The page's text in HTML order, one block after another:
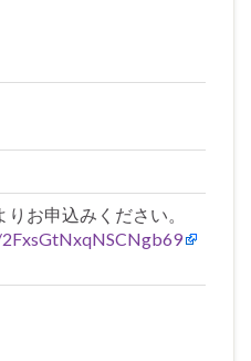
お申込みください。